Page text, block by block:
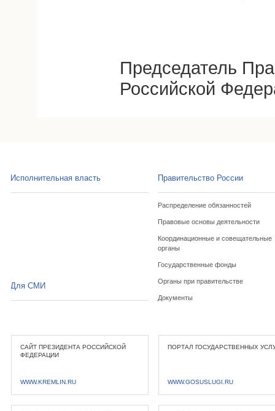
Председатель
Российской
Исполнительная власть Правительство России
Распределение обязанностей
Правовые основы деятельности
Координационные и совещательные
органы
Государственные фонды
Органы при правительстве
Документы
Для СМИ
САЙТ ПРЕЗИДЕНТА РОССИЙСКОЙ
ФЕДЕРАЦИИ
WWW.KREMLIN.RU
ПОРТАЛ ГОСУДАРСТВЕННЫХ
WWW.GOSUSLUGI.RU